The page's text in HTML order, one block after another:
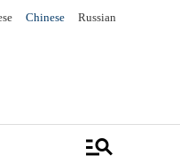
Chinese Russian
manage_search